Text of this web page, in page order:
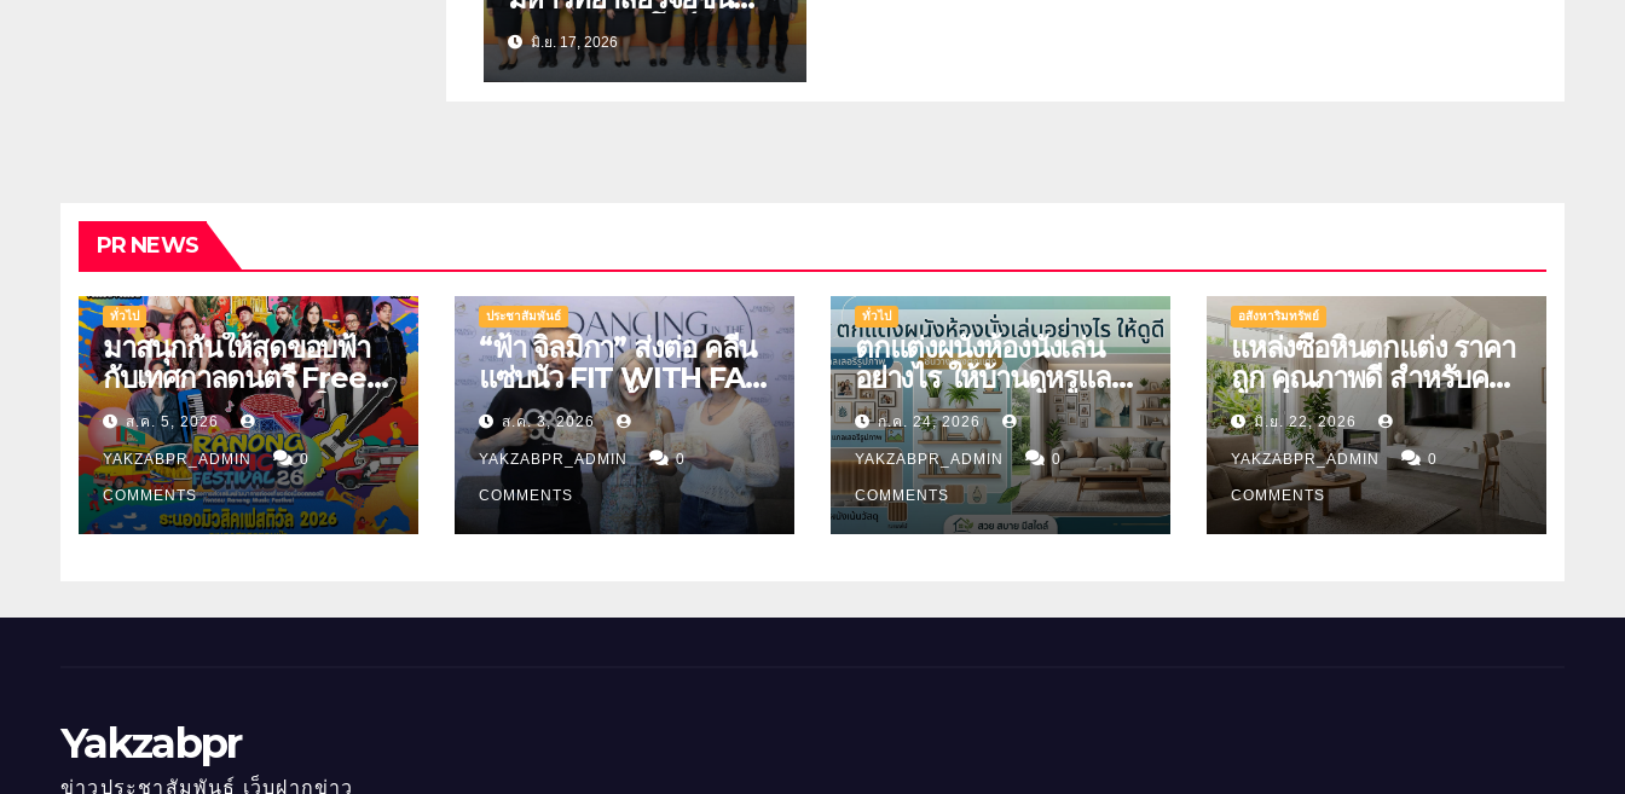
ของประเทศ โชว์ 23
นวัตกรรมรับมือภัยพิบัติ
สร้าง “ประเทศไทยที่
มิ.ย. 17, 2026
PR NEWS
ทั่วไป
มาสนุกกันให้สุดขอบฟ้า
กับเทศกาลดนตรี Free
Festival แห่งภาคใต้
ส.ค. 5, 2026
YAKZABPR_ADMIN 0
COMMENTS
ประชาสัมพันธ์
“ฟ้า จิลมิกา” ส่งต่อ คลีน
แซ่บนัว FIT WITH FAH
ชวน ธัญญ่า ลิ้มรสชาติอา
หารคลีนสุดพรีเมียม
ส.ค. 3, 2026
YAKZABPR_ADMIN 0
COMMENTS
ทั่วไป
ตกแต่งผนังห้องนั่งเล่น
อย่างไร ให้บ้านดูหรูและมี
มิติก.ค. 24, 2026
YAKZABPR_ADMIN 0
COMMENTS
อสังหาริมทรัพย์
แหล่งซื้อหินตกแต่ง ราคา
ถูก คุณภาพดี สำหรับคน
รักบ้าน
มิ.ย. 22, 2026
YAKZABPR_ADMIN 0
COMMENTS
Yakzabpr
ข่าวประชาสัมพันธ์ เว็บฝากข่าว